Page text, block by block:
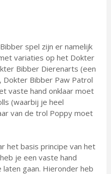
spel zijn er namelijk
variaties op het Dokter
Bibber Dierenarts (een
Bibber Paw Patrol
vaste hand onklaar moet
(waarbij je heel
van de trol Poppy moet
het basis principe van het
je een vaste hand
gaan. Hieronder heb